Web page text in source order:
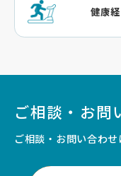
健康
ご相談・お問
ご相談・お問い合わ